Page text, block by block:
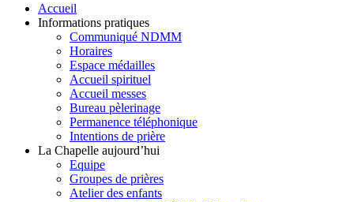
Accueil
Informations pratiques
Communiqué NDMM
Horaires
Espace médailles
Accueil spirituel
Accueil messes
Bureau pèlerinage
Permanence téléphonique
Intentions de prière
La Chapelle aujourd’hui
Equipe
Groupes de prières
Atelier des enfants